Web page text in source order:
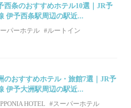
西条のおすすめホテル10選｜JR予
伊予西条駅周辺の駅近...
パーホテル #ルートイン
のおすすめホテル・旅館7選｜JR予
伊予大洲駅周辺の駅近...
HOTEL
#スーパーホテル